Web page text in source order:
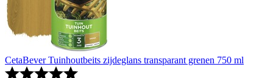
CetaBever Tuinhoutbeits zijdeglans transparant grenen 750 ml